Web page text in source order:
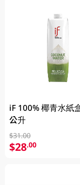
iF 100% 椰青水紙
公升
$31.00
$28.00